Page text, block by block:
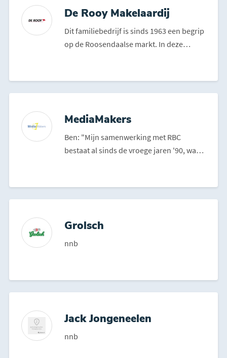
De Rooy Makelaardij
Dit familiebedrijf is sinds 1963 een begrip
op de Roosendaalse markt. In deze
MediaMakers
Ben: "Mijn samenwerking met RBC
bestaat al sinds de vroege jaren '90, waar
Grolsch
nnb
Jack Jongeneelen
nnb